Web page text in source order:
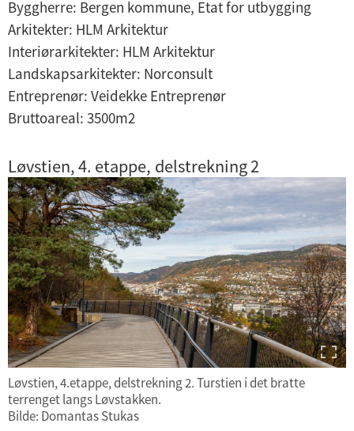
Byggherre: Bergen kommune, Etat for utbygging
Arkitekter: HLM Arkitektur
Interiørarkitekter: HLM Arkitektur
Landskapsarkitekter: Norconsult
Entreprenør: Veidekke Entreprenør
Bruttoareal: 3500m2
Løvstien, 4. etappe, delstrekning 2
Løvstien, 4.etappe, delstrekning 2. Turstien i det bratte
terrenget langs Løvstakken.
Bilde: Domantas Stukas